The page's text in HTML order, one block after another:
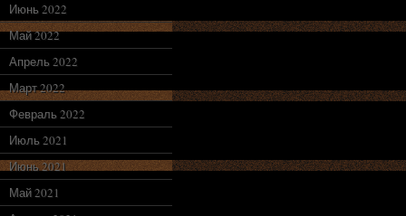
Июнь 2022
Май 2022
Апрель 2022
Март 2022
Февраль 2022
Июль 2021
Июнь 2021
Май 2021